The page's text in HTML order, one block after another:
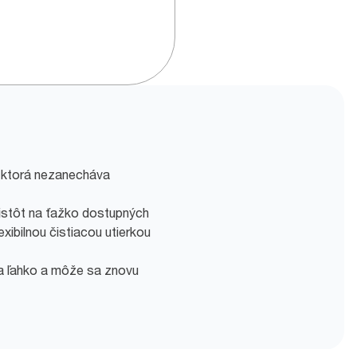
nezanecháva
na ťažko dostupných
čistiacou utierkou
ľahko a môže sa znovu